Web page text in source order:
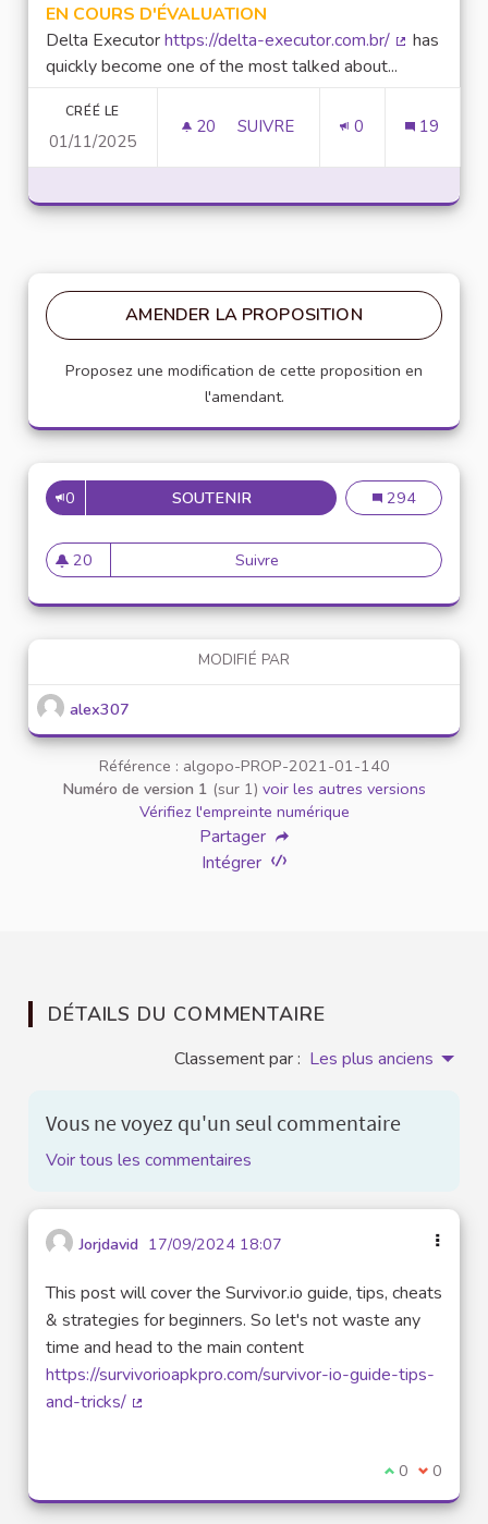
EN COURS D'ÉVALUATION
Delta Executorhttps://delta-executor.com.br/
has
quickly become one of the most talked about...
CRÉÉ LE
01/11/2025
20 20 ABONNÉS
SUIVRE 0 19
AMENDER LA PROPOSITION
Proposez une modification de cette proposition en
l'amendant.
0 SOUTENIRMISE EN PLACE DEMise en place
294
20
20 abonnés
Suivre Mise en place de référents
MODIFIÉ PAR
alex307
Référence : algopo-PROP-2021-01-140
Numéro de version 1 (sur 1) voir les autres versions
Vérifiez l'empreinte numérique
Partager
Intégrer
DÉTAILS DU COMMENTAIRE
Classement par : Les plus anciens
Vous ne voyez qu'un seul commentaire
Voir tous les commentaires
Jorjdavid 17/09/2024 18:07
This post will cover the Survivor.io guide, tips, cheats
& strategies for beginners. So let's not waste any
time and head to the main content
https://survivorioapkpro.com/survivor-io-guide-tips-
and-tricks/
Je suis
0 Je ne
0